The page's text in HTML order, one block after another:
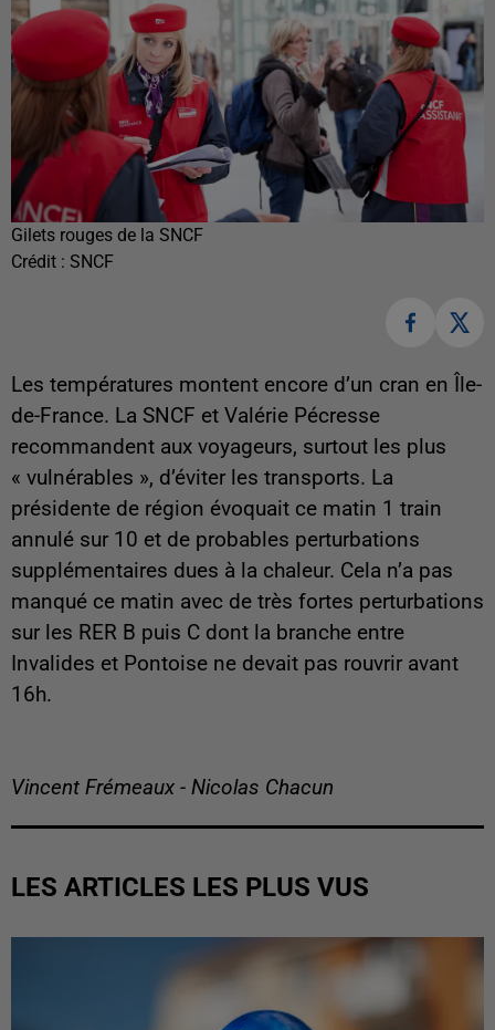
Gilets rouges de la SNCF
Crédit : SNCF
Les températures montent encore d’un cran en Île-
de-France. La SNCF et Valérie Pécresse
recommandent aux voyageurs, surtout les plus
« vulnérables », d’éviter les transports. La
présidente de région évoquait ce matin 1 train
annulé sur 10 et de probables perturbations
supplémentaires dues à la chaleur. Cela n’a pas
manqué ce matin avec de très fortes perturbations
sur les RER B puis C dont la branche entre
Invalides et Pontoise ne devait pas rouvrir avant
16h.
Vincent Frémeaux - Nicolas Chacun
LES ARTICLES LES PLUS VUS